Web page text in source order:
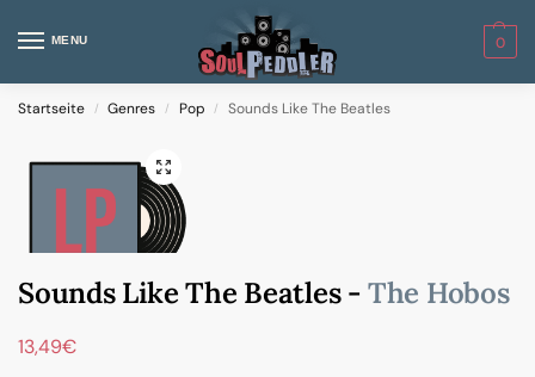
MENU 0
Startseite / Genres / Pop / Sounds Like The Beatles
Sounds Like The Beatles - The Hobos
13,49€